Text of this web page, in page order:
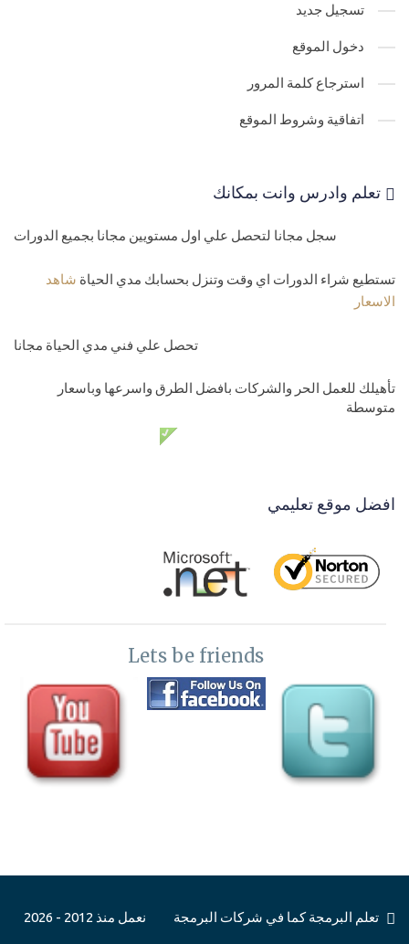
تسجيل جديد
دخول الموقع
استرجاع كلمة المرور
اتفاقية وشروط الموقع
تعلم وادرس وانت بمكانك
سجل مجانا لتحصل علي اول مستويين مجانا بجميع الدورات
تستطيع شراء الدورات اي وقت وتنزل بحسابك مدي الحياة شاهد
الاسعار
تحصل علي فني مدي الحياة مجانا
تأهيلك للعمل الحر والشركات بافضل الطرق واسرعها وباسعار
متوسطة
افضل موقع تعليمي
Lets be friends
تعلم البرمجة كما في شركات البرمجة نعمل منذ 2012 - 2026